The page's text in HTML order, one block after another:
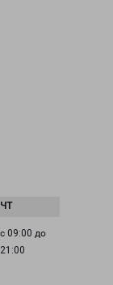
с 09:00 до
21:00